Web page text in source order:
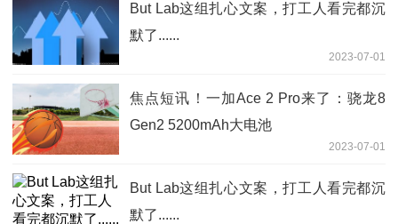
But Lab这组扎心文案，打工人看完都沉
默了......
2023-07-01
焦点短讯！一加Ace 2 Pro来了：骁龙8
Gen2 5200mAh大电池
2023-07-01
But Lab这组扎心文案，打工人看完都沉
默了......